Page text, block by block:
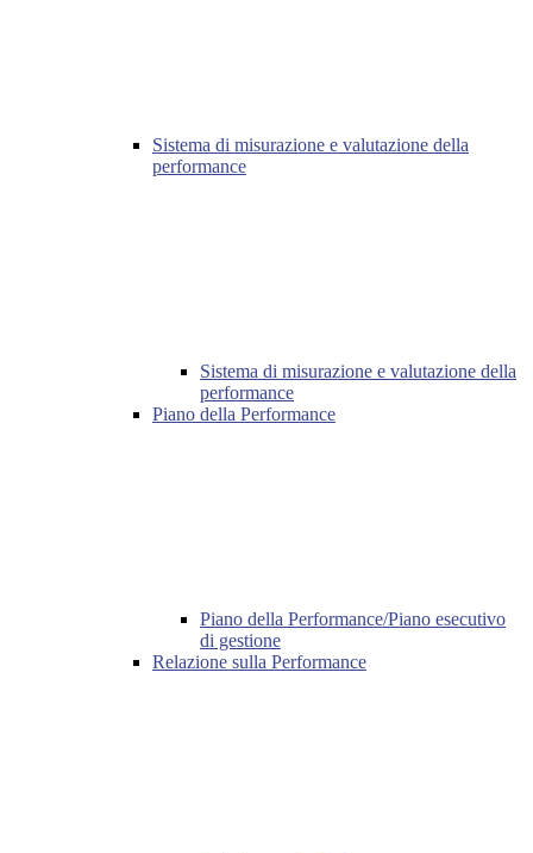
Sistema di misurazione e valutazione della
performance
Sistema di misurazione e valutazione della
performance
Piano della Performance
Piano della Performance/Piano esecutivo
di gestione
Relazione sulla Performance